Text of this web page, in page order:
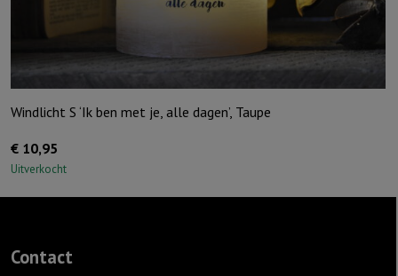
Windlicht S ‘Ik ben met je, alle dagen’, Taupe
€ 10,95
Uitverkocht
Contact